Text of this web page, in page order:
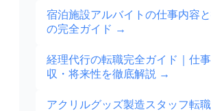
宿泊施設アルバイトの仕事内容
の完全ガイド →
経理代行の転職完全ガイド｜仕
収・将来性を徹底解説 →
アクリルグッズ製造スタッフ転